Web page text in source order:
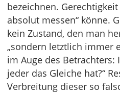
bezeichnen.
absolut messen“ könne.
kein Zustand, den man
„sondern letztlich immer
im Auge des Betrachters:
jeder das Gleiche hat?“
Verbreitung dieser so